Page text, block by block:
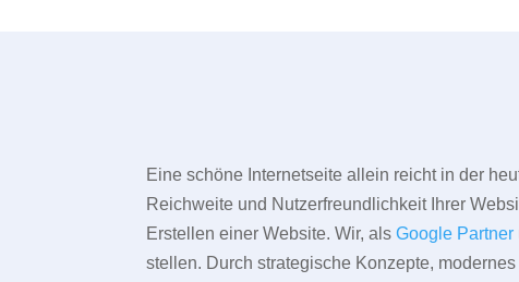
Eine schöne Internetseite allein reicht in der
Reichweite und Nutzerfreundlichkeit Ihrer
Erstellen einer Website. Wir, alsGoogle Partner
stellen. Durch strategische Konzepte,